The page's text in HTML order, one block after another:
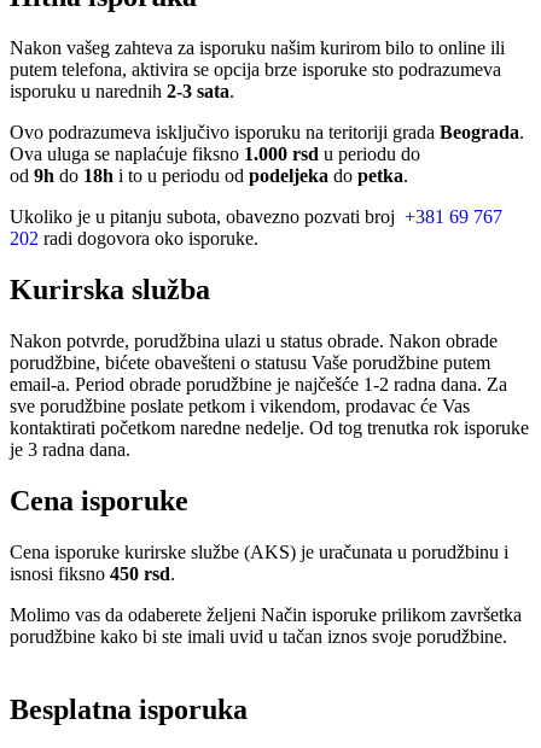
Nakon vašeg zahteva za isporuku našim kurirom bilo to online ili
putem telefona, aktivira se opcija brze isporuke sto podrazumeva
isporuku u narednih 2-3 sata.
Ovo podrazumeva isključivo isporuku na teritoriji grada Beograda.
Ova uluga se naplaćuje fiksno 1.000 rsd u periodu do
od 9h do 18h i to u periodu od podeljeka do petka.
Ukoliko je u pitanju subota, obavezno pozvati broj +381 69 767
202 radi dogovora oko isporuke.
Kurirska služba
Nakon potvrde, porudžbina ulazi u status obrade. Nakon obrade
porudžbine, bićete obavešteni o statusu Vaše porudžbine putem
email-a. Period obrade porudžbine je najčešće 1-2 radna dana. Za
sve porudžbine poslate petkom i vikendom, prodavac će Vas
kontaktirati početkom naredne nedelje. Od tog trenutka rok isporuke
je 3 radna dana.
Cena isporuke
Cena isporuke kurirske službe (AKS) je uračunata u porudžbinu i
isnosi fiksno 450 rsd.
Molimo vas da odaberete željeni Način isporuke prilikom završetka
porudžbine kako bi ste imali uvid u tačan iznos svoje porudžbine.
Besplatna isporuka